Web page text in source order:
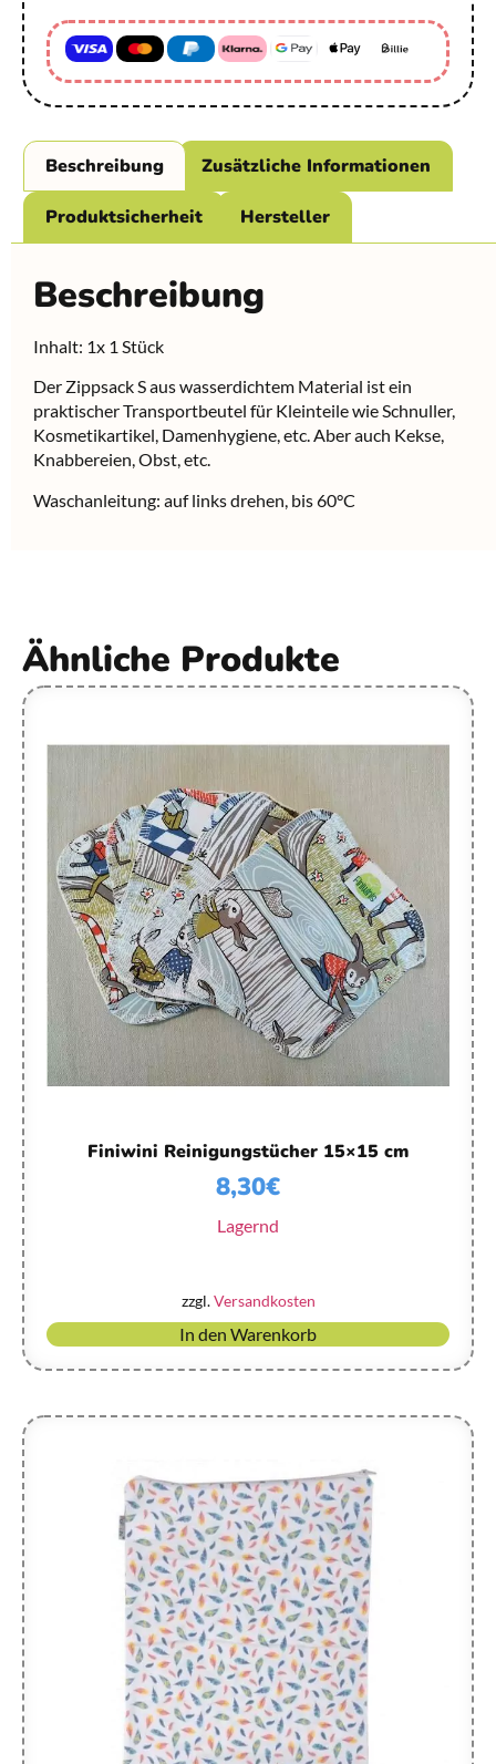
Beschreibung Zusätzliche Informationen
Produktsicherheit Hersteller
Beschreibung
Inhalt: 1x 1 Stück
Der Zippsack S aus wasserdichtem Material ist ein
praktischer Transportbeutel für Kleinteile wie Schnuller,
Kosmetikartikel, Damenhygiene, etc. Aber auch Kekse,
Knabbereien, Obst, etc.
Waschanleitung: auf links drehen, bis 60°C
Ähnliche Produkte
Finiwini Reinigungstücher 15×15 cm
8,30€
Lagernd
zzgl.Versandkosten
In den Warenkorb